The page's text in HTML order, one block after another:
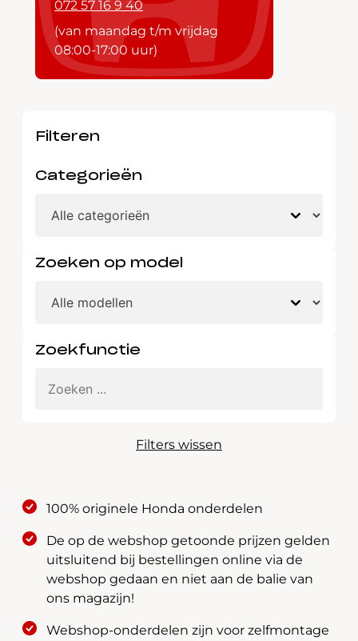
072 57 16 9 40
(van maandag t/m vrijdag
08:00-17:00 uur)
Filteren
Categorieën
Zoeken op model
Zoekfunctie
Filters wissen
100% originele Honda onderdelen
De op de webshop getoonde prijzen gelden
uitsluitend bij bestellingen online via de
webshop gedaan en niet aan de balie van
ons magazijn!
Webshop-onderdelen zijn voor zelfmontage